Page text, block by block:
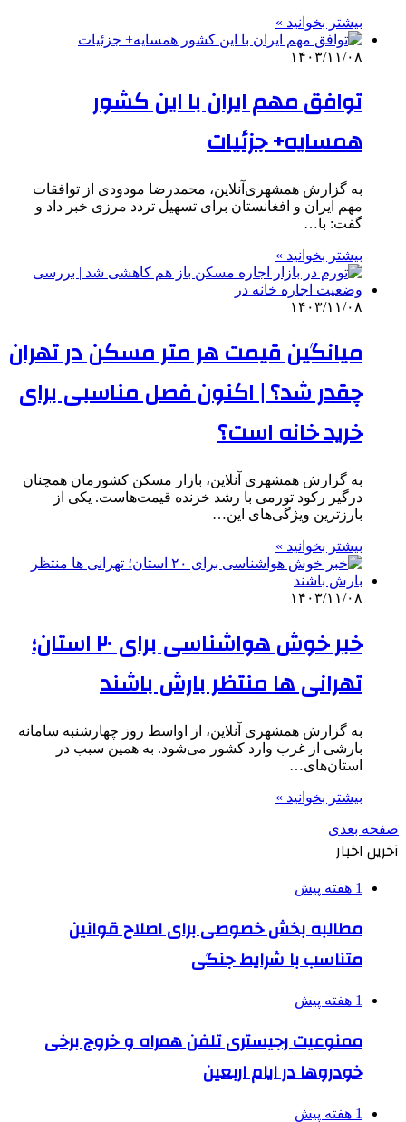
بیشتر بخوانید »
۱۴۰۳/۱۱/۰۸
توافق مهم ایران با این کشور
همسایه+ جزئیات
به گزارش همشهری‌آنلاین، محمدرضا مودودی از توافقات
مهم ایران و افغانستان برای تسهیل تردد مرزی خبر داد و
گفت: با…
بیشتر بخوانید »
۱۴۰۳/۱۱/۰۸
میانگین قیمت هر متر مسکن در تهران
چقدر شد؟ | اکنون فصل مناسبی برای
خرید خانه است؟
به گزارش همشهری آنلاین، بازار مسکن کشورمان همچنان
درگیر رکود تورمی با رشد خزنده قیمت‌هاست. یکی از
بارزترین ویژگی‌های این…
بیشتر بخوانید »
۱۴۰۳/۱۱/۰۸
خبر خوش هواشناسی برای ۲۰ استان؛
تهرانی ها منتظر بارش باشند
به گزارش همشهری آنلاین، از اواسط روز چهارشنبه سامانه
بارشی از غرب وارد کشور می‌شود. به همین سبب در
استان‌های…
بیشتر بخوانید »
صفحه بعدی
آخرین اخبار
1 هفته پیش
مطالبه بخش خصوصی برای اصلاح قوانین
متناسب با شرایط جنگی
1 هفته پیش
ممنوعیت رجیستری تلفن همراه و خروج برخی
خودروها در ایام اربعین
1 هفته پیش